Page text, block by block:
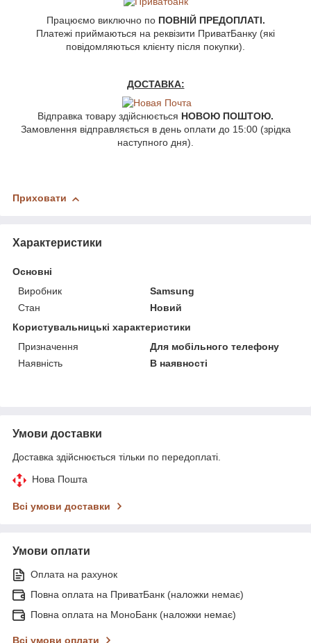
Працюємо виключно по ПОВНІЙ ПРЕДОПЛАТІ.
Платежі приймаються на реквізити ПриватБанку (які
повідомляються клієнту після покупки).
ДОСТАВКА:
Відправка товару здійснюється НОВОЮ ПОШТОЮ.
Замовлення відправляється в день оплати до 15:00 (зрідка
наступного дня).
Приховати
Характеристики
Основні
Виробник
Samsung
Стан
Новий
Користувальницькі характеристики
Призначення
Для мобільного телефону
Наявність
В наявності
Умови доставки
Доставка здійснюється тільки по передоплаті.
Нова Пошта
Всі умови доставки
Умови оплати
Оплата на рахунок
Повна оплата на ПриватБанк (наложки немає)
Повна оплата на МоноБанк (наложки немає)
Всі умови оплати